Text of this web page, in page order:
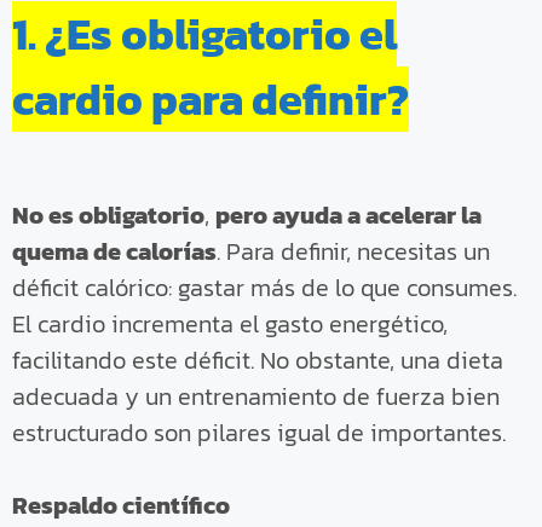
1. ¿Es obligatorio el
cardio para definir?
No es obligatorio, pero ayuda a acelerar la
quema de calorías. Para definir, necesitas un
déficit calórico: gastar más de lo que consumes.
El cardio incrementa el gasto energético,
facilitando este déficit. No obstante, una dieta
adecuada y un entrenamiento de fuerza bien
estructurado son pilares igual de importantes.
Respaldo científico